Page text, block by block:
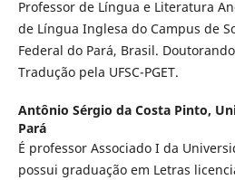
Professor de Língua e Literatura
de Língua Inglesa do Campus de
Federal do Pará, Brasil.
Tradução pela UFSC-PGET.
Antônio Sérgio da Costa Pinto,
Pará
É professor Associado I da
possui graduação em Letras